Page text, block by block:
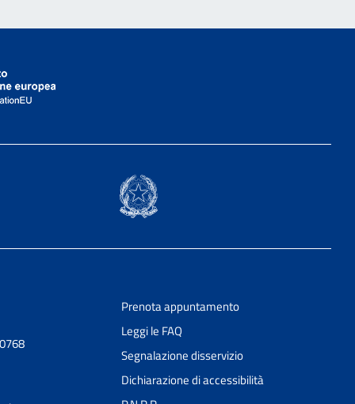
Prenota appuntamento
Leggi le FAQ
Segnalazione disservizio
Dichiarazione di accessibilità